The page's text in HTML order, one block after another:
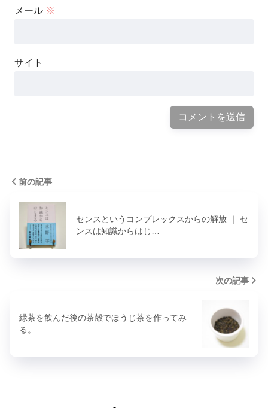
メール ※
サイト
前の記事
センスというコンプレックスからの解放 ｜ セ
ンスは知識からはじ…
次の記事
緑茶を飲んだ後の茶殻でほうじ茶を作ってみ
る。